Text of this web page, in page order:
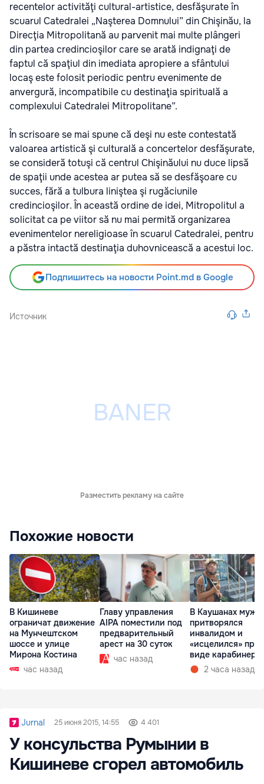
recentelor activităţi cultural-artistice, desfăşurate în
scuarul Catedralei „Naşterea Domnului” din Chişinău, la
Direcţia Mitropolitană au parvenit mai multe plângeri
din partea credincioşilor care se arată indignaţi de
faptul că spaţiul din imediata apropiere a sfântului
locaş este folosit periodic pentru evenimente de
anvergură, incompatibile cu destinaţia spirituală a
complexului Catedralei Mitropolitane”.
În scrisoare se mai spune că deşi nu este contestată
valoarea artistică şi culturală a concertelor desfăşurate,
se consideră totuşi că centrul Chişinăului nu duce lipsă
de spaţii unde acestea ar putea să se desfăşoare cu
succes, fără a tulbura liniştea şi rugăciunile
credincioşilor. În această ordine de idei, Mitropolitul a
solicitat ca pe viitor să nu mai permită organizarea
evenimentelor nereligioase în scuarul Catedralei, pentru
a păstra intactă destinaţia duhovnicească a acestui loc.
Подпишитесь на новости Point.md в Google
Источник
Разместить рекламу на сайте
Похожие новости
В Кишиневе
ограничат движение
на Мунчештском
шоссе и улице
Мирона Костина
час назад
Главу управления
AIPA поместили под
предварительный
арест на 30 суток
час назад
В Каушанах
притворялся
инвалидом и
«исцелился» при
виде
2 часа назад
Jurnal 25 июня 2015, 14:55 4 401
У консульства Румынии в
Кишиневе сгорел автомобиль